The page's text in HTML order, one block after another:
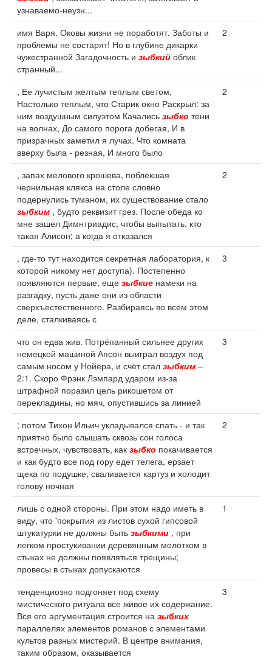
узнаваемо-неузн...
имя Варя. Оковы жизни не поработят, Заботы и
проблемы не состарят! Но в глубине дикарки
чужестранной Загадочность и зыбкий облик
странный...
2
, Ее лучистым желтым теплым светом,
Настолько теплым, что Старик окно Раскрыл: за
ним воздушным силуэтом Качались зыбко тени
на волнах, До самого порога добегая, И в
призрачных заметил я лучах. Что комната
вверху была - резная, И много было
2
, запах мелового крошева, поблекшая
чернильная клякса на столе словно
подернулись туманом, их существование стало
зыбким , будто реквизит грез. После обеда ко
мне зашел Димнтриадис, чтобы выпытать, кто
такая Алисон; а когда я отказался
2
, где-то тут находится секретная лаборатория, к
которой никому нет доступа). Постепенно
появляются первые, еще зыбкие намеки на
разгадку, пусть даже они из области
сверхъестественного. Разбираясь во всем этом
деле, сталкиваясь с
3
что он едва жив. Потрёпанный сильнее других
немецкой машиной Апсон выиграл воздух под
самым носом у Нойера, и счёт стал зыбким –
2:1. Скоро Фрэнк Лэмпард ударом из-за
штрафной поразил цель рикошетом от
перекладины, но мяч, опустившись за линией
3
; потом Тихон Ильич укладывался спать - и так
приятно было слышать сквозь сон голоса
встречных, чувствовать, как зыбко покачивается
и как будто все под гору едет телега, ерзает
щека по подушке, сваливается картуз и холодит
голову ночная
2
лишь с одной стороны. При этом надо иметь в
виду, что 'покрытия из листов сухой гипсовой
штукатурки не должны быть зыбкими , при
легком простукивании деревянным молотком в
стыках не должны появляться трещины;
провесы в стыках допускаются
1
тенденциозно подгоняет под схему
мистического ритуала все живое их содержание.
Вся его аргументация строится на зыбких
параллелях элементов романов с элементами
культов разных мистерий. В центре внимания,
таким образом, оказывается
3